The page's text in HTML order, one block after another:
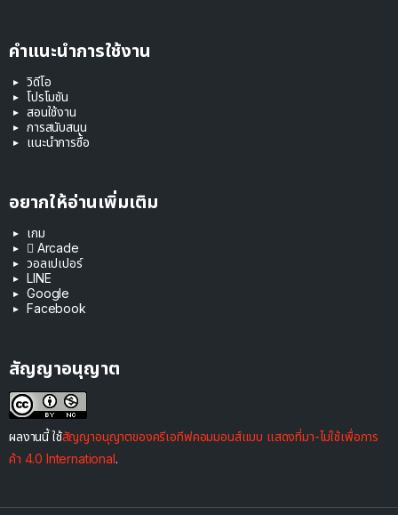
คำแนะนำการใช้งาน
วิดีโอ
โปรโมชัน
สอนใช้งาน
การสนับสนุน
แนะนำการซื้อ
อยากให้อ่านเพิ่มเติม
เกม
 Arcade
วอลเปเปอร์
LINE
Google
Facebook
สัญญาอนุญาต
ผลงานนี้ ใช้สัญญาอนุญาตของครีเอทีฟคอมมอนส์แบบ แสดงที่มา-ไม่ใช้เพื่อการ
ค้า 4.0 International.